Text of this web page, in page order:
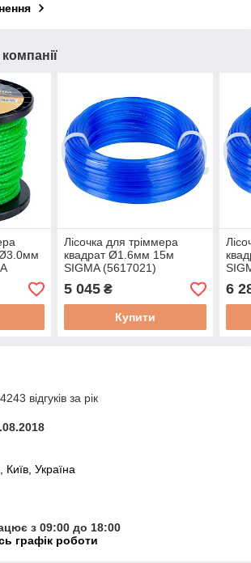
Ø3.0мм
Лісочка для тріммера
квадрат Ø1.6мм 15м
SIGMA (5617021)
5 045₴
Купити
6
відгуків за рік
Україна
з 09:00 до 18:00
графік роботи